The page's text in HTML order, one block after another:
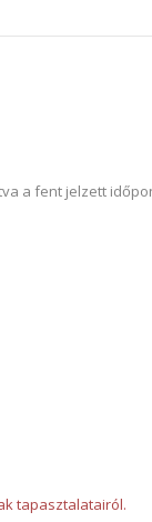
a fent jelzett
tapasztalatairól.